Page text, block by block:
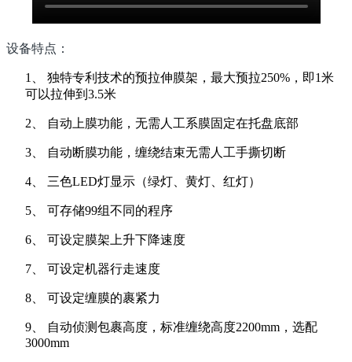
设备特点：
1、
独特专利技术的预拉伸膜架，最大预拉250%，即1米
可以拉伸到3.5米
2、 自动上膜功能，无需人工系膜固定在托盘底部
3、 自动断膜功能，缠绕结束无需人工手撕切断
4、 三色LED灯显示（绿灯、黄灯、红灯）
5、 可存储99组不同的程序
6、 可设定膜架上升下降速度
7、 可设定机器行走速度
8、 可设定缠膜的裹紧力
9、
自动侦测包裹高度，标准缠绕高度2200mm，选配
3000mm